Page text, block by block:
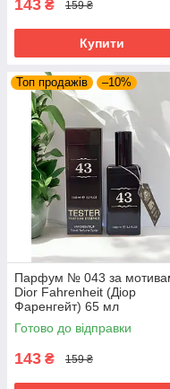
143 ₴ 159 ₴
Купити
Топ продажів –10%
Парфум № 043 за
Dior Fahrenheit (Діор
Фаренгейт) 65 мл
Готово до відправки
143 ₴ 159 ₴